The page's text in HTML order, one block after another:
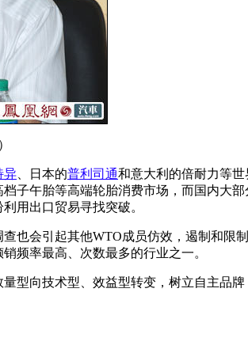
异 、日本的普利司通和意大利的倍耐力等
子午胎等高端轮胎消费市场，而国内大
用出口贸易寻找突破。
也会引起其他WTO成员仿效，遏制和限
频率最高、次数最多的行业之一。
向技术型、效益型转变，树立自主品牌